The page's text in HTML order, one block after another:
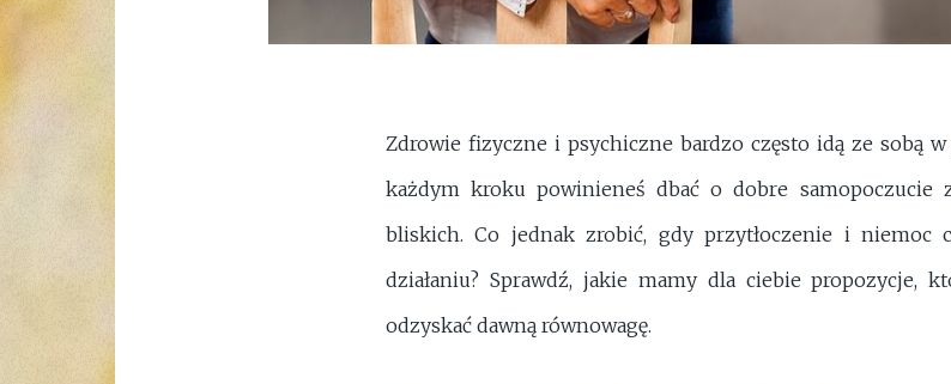
Zdrowie fizyczne i psychiczne bardzo często idą ze sobą w
każdym kroku powinieneś dbać o dobre samopoczucie
bliskich. Co jednak zrobić, gdy przytłoczenie i niemoc
działaniu? Sprawdź, jakie mamy dla ciebie propozycje,
odzyskać dawną równowagę.